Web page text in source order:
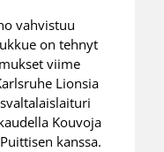
vahvistuu
on tehnyt
viime
Lionsia
Kouvoja
kanssa.